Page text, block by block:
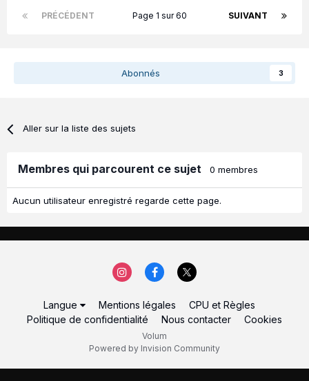
PRÉCÉDENT SUIVANT
Page 1 sur 60
Abonnés 3
Aller sur la liste des sujets
Membres qui parcourent ce sujet 0 membres
Aucun utilisateur enregistré regarde cette page.
Langue Mentions légales
CPU et Règles
Politique de confidentialité
Nous contacter Cookies
Volum
Powered by Invision Community